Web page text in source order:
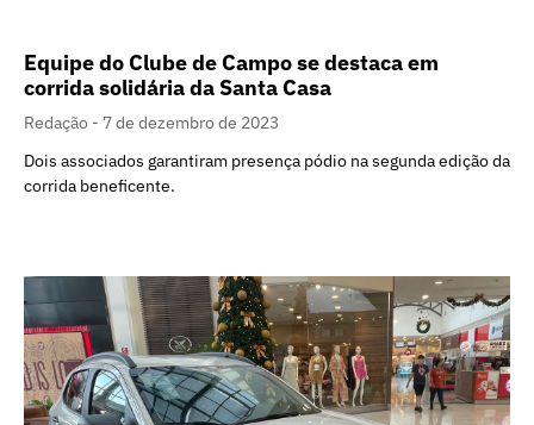
Equipe do Clube de Campo se destaca em
corrida solidária da Santa Casa
Redação
7 de dezembro de 2023
Dois associados garantiram presença pódio na segunda edição da
corrida beneficente.